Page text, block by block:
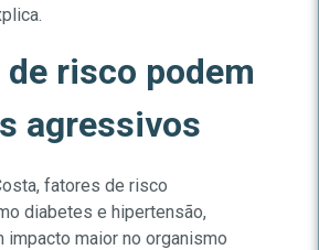
de risco podem
agressivos
fatores de risco
diabetes e hipertensão,
impacto maior no organismo